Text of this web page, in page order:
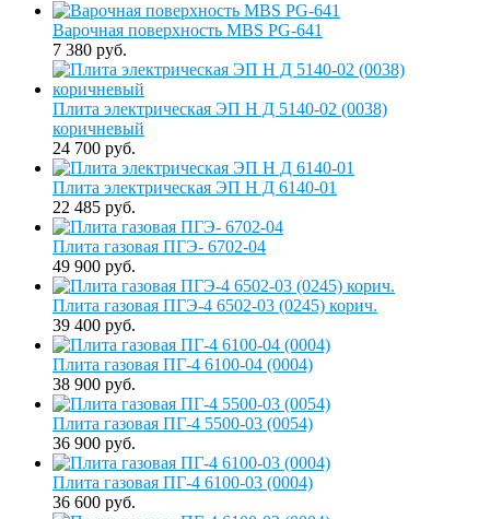
Варочная поверхность MBS PG-641
7 380 руб.
Плита электрическая ЭП Н Д 5140-02 (0038)
коричневый
24 700 руб.
Плита электрическая ЭП Н Д 6140-01
22 485 руб.
Плита газовая ПГЭ- 6702-04
49 900 руб.
Плита газовая ПГЭ-4 6502-03 (0245) корич.
39 400 руб.
Плита газовая ПГ-4 6100-04 (0004)
38 900 руб.
Плита газовая ПГ-4 5500-03 (0054)
36 900 руб.
Плита газовая ПГ-4 6100-03 (0004)
36 600 руб.